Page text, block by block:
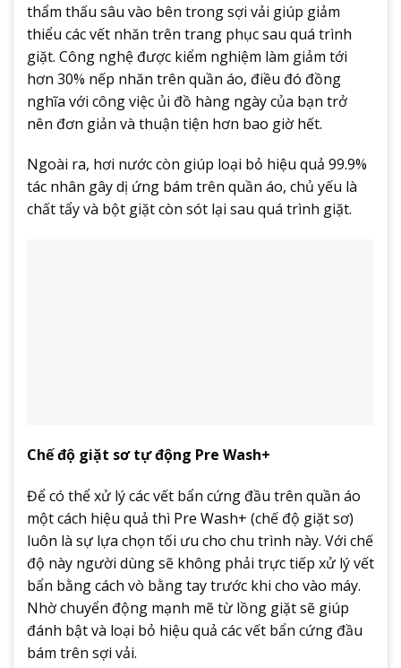
thẩm thấu sâu vào bên trong sợi vải giúp giảm
thiểu các vết nhăn trên trang phục sau quá trình
giặt. Công nghệ được kiểm nghiệm làm giảm tới
hơn 30% nếp nhăn trên quần áo, điều đó đồng
nghĩa với công việc ủi đồ hàng ngày của bạn trở
nên đơn giản và thuận tiện hơn bao giờ hết.
Ngoài ra, hơi nước còn giúp loại bỏ hiệu quả 99.9%
tác nhân gây dị ứng bám trên quần áo, chủ yếu là
chất tẩy và bột giặt còn sót lại sau quá trình giặt.
Chế độ giặt sơ tự động Pre Wash+
Để có thể xử lý các vết bẩn cứng đầu trên quần áo
một cách hiệu quả thì Pre Wash+ (chế độ giặt sơ)
luôn là sự lựa chọn tối ưu cho chu trình này. Với chế
độ này người dùng sẽ không phải trực tiếp xử lý vết
bẩn bằng cách vò bằng tay trước khi cho vào máy.
Nhờ chuyển động mạnh mẽ từ lồng giặt sẽ giúp
đánh bật và loại bỏ hiệu quả các vết bẩn cứng đầu
bám trên sợi vải.